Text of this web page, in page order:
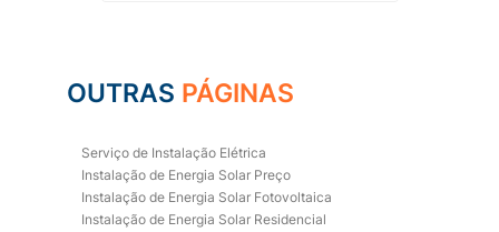
OUTRAS PÁGINAS
Serviço de Instalação Elétrica
Instalação de Energia Solar Preço
Instalação de Energia Solar Fotovoltaica
Instalação de Energia Solar Residencial